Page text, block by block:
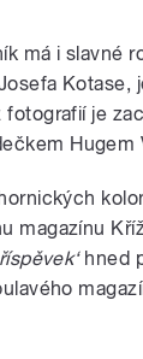
má i slavné
Kotase,
fotografií je
Hugem
magazínu
hned